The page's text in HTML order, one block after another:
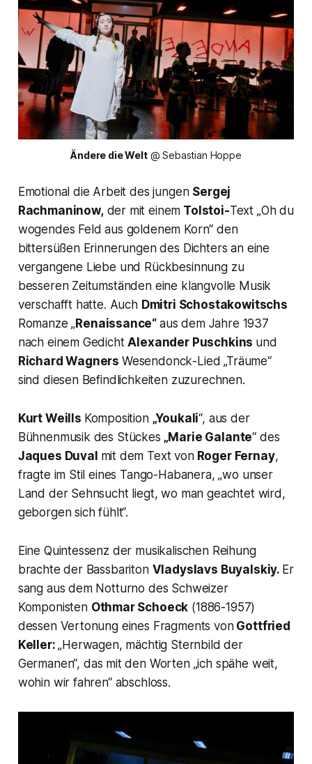
Ändere die Welt @ Sebastian Hoppe
Emotional die Arbeit des jungen Sergej
Rachmaninow,der mit einem Tolstoi-Text „Oh du
wogendes Feld aus goldenem Korn“ den
bittersüßen Erinnerungen des Dichters an eine
vergangene Liebe und Rückbesinnung zu
besseren Zeitumständen eine klangvolle Musik
verschafft hatte. Auch Dmitri Schostakowitschs
Romanze „Renaissance“ aus dem Jahre 1937
nach einem GedichtAlexander Puschkins und
Richard Wagners Wesendonck-Lied„Träume“
sind diesen Befindlichkeiten zuzurechnen.
Kurt Weills Komposition „Youkali“, aus der
Bühnenmusik des Stückes „Marie Galante“ des
Jaques Duval mit dem Text vonRoger Fernay,
fragte im Stil eines Tango-Habanera, „wo unser
Land der Sehnsucht liegt, wo man geachtet wird,
geborgen sich fühlt“.
Eine Quintessenz der musikalischen Reihung
brachte der Bassbariton Vladyslavs Buyalskiy. Er
sang aus dem Notturno des Schweizer
Komponisten Othmar Schoeck (1886-1957)
dessen Vertonung eines Fragments vonGottfried
Keller:„Herwagen, mächtig Sternbild der
Germanen“, das mit den Worten„ich spähe weit,
wohin wir fahren“abschloss.